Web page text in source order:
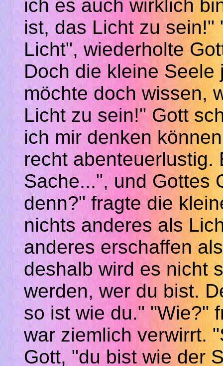
ich es auch wirklich
ist, das Licht zu
Licht", wiederholte
Doch die kleine
möchte doch wissen,
Licht zu sein!" Gott
ich mir denken
recht abenteuerlustig.
Sache...", und Gottes
denn?" fragte die
nichts anderes als
anderes erschaffen
deshalb wird es nicht
werden, wer du bist.
so ist wie du." "Wie?"
war ziemlich verwirrt.
Gott, "du bist wie der